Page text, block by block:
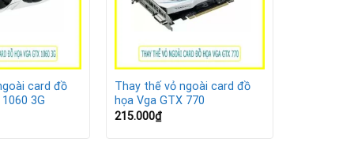
card đồ
3G
Thay thế vỏ ngoài card đồ
họa Vga GTX 770
215.000₫